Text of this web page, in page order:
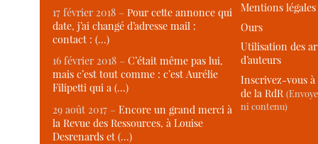
17 février 2018 –Pour cette annonce qui
date, j’ai changé d’adresse mail :
contact : (…)
16 février 2018 –C’était même pas lui,
mais c’est tout comme : c’est Aurélie
Filipetti qui a (…)
29 août 2017 –Encore un grand merci à
la Revue des Ressources, à Louise
Desrenards et (…)
Mentions légales
Ours
Utilisation des
d’auteurs
Inscrivez-vous
de la RdR
ni contenu)